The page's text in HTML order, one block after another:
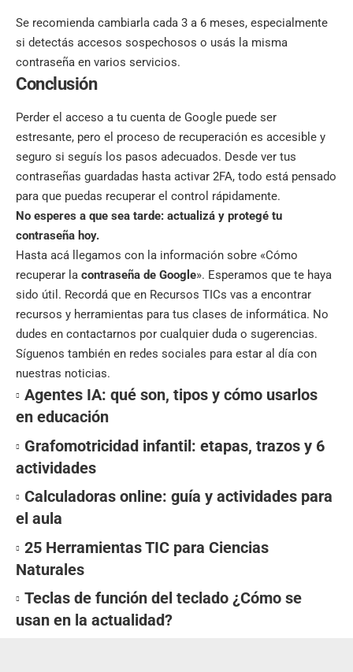
Se recomienda cambiarla cada 3 a 6 meses, especialmente
si detectás accesos sospechosos o usás la misma
contraseña en varios servicios.
Conclusión
Perder el acceso a tu cuenta de Google puede ser
estresante, pero el proceso de recuperación es accesible y
seguro si seguís los pasos adecuados. Desde ver tus
contraseñas guardadas hasta activar 2FA, todo está pensado
para que puedas recuperar el control rápidamente.
No esperes a que sea tarde: actualizá y protegé tu
contraseña hoy.
Hasta acá llegamos con la información sobre «Cómo
recuperar la contraseña de Google». Esperamos que te haya
sido útil. Recordá que en Recursos TICs vas a encontrar
recursos y herramientas para tus clases de informática. No
dudes en contactarnos por cualquier duda o sugerencias.
Síguenos también en redes sociales para estar al día con
nuestras noticias.
Agentes IA: qué son, tipos y cómo usarlos
en educación
Grafomotricidad infantil: etapas, trazos y 6
actividades
Calculadoras online: guía y actividades para
el aula
25 Herramientas TIC para Ciencias
Naturales
Teclas de función del teclado ¿Cómo se
usan en la actualidad?